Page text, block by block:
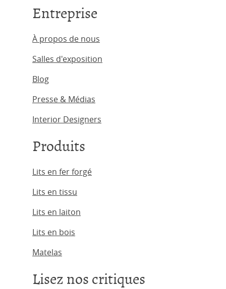
Entreprise
À propos de nous
Salles d'exposition
Blog
Presse & Médias
Interior Designers
Produits
Lits en fer forgé
Lits en tissu
Lits en laiton
Lits en bois
Matelas
Lisez nos critiques